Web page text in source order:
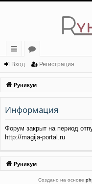
с
ы
лк
и
о
ру
м
ы
Вход Регистрация
Руникум
Информация
Форум закрыт на период
http://magija-portal.ru
Руникум
Создано на основе